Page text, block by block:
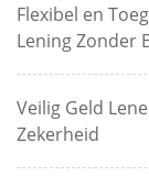
Flexibel en
Lening Zonder
Veilig Geld
Zekerheid